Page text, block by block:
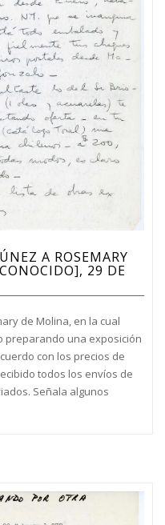
A ROSEMARY
29 DE
de Molina, en la cual
preparando una exposición
con los precios de
todos los envíos de
Señala algunos